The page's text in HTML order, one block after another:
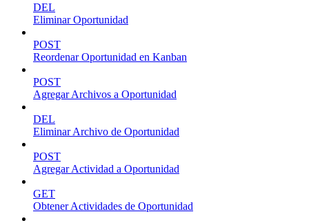
DEL
Eliminar Oportunidad
POST
Reordenar Oportunidad en Kanban
POST
Agregar Archivos a Oportunidad
DEL
Eliminar Archivo de Oportunidad
POST
Agregar Actividad a Oportunidad
GET
Obtener Actividades de Oportunidad